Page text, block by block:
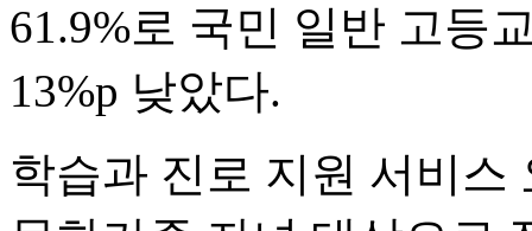
61.9%로 국민 일반 고등
13%p 낮았다.
학습과 진로 지원 서비스